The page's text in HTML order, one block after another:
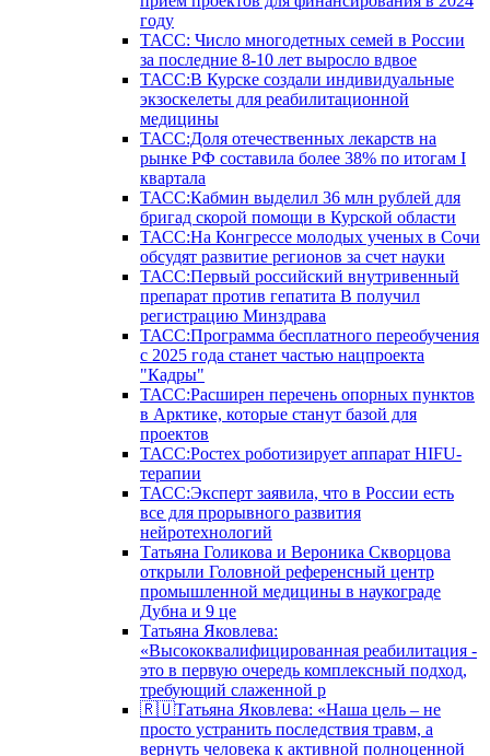
году
ТАСС: Число многодетных семей в России
за последние 8-10 лет выросло вдвое
ТАСС:В Курске создали индивидуальные
экзоскелеты для реабилитационной
медицины
ТАСС:Доля отечественных лекарств на
рынке РФ составила более 38% по итогам I
квартала
ТАСС:Кабмин выделил 36 млн рублей для
бригад скорой помощи в Курской области
ТАСС:На Конгрессе молодых ученых в Сочи
обсудят развитие регионов за счет науки
ТАСС:Первый российский внутривенный
препарат против гепатита В получил
регистрацию Минздрава
ТАСС:Программа бесплатного переобучения
с 2025 года станет частью нацпроекта
"Кадры"
ТАСС:Расширен перечень опорных пунктов
в Арктике, которые станут базой для
проектов
ТАСС:Ростех роботизирует аппарат HIFU-
терапии
ТАСС:Эксперт заявила, что в России есть
все для прорывного развития
нейротехнологий
Татьяна Голикова и Вероника Скворцова
открыли Головной референсный центр
промышленной медицины в наукограде
Дубна и 9 це
Татьяна Яковлева:
«Высококвалифицированная реабилитация -
это в первую очередь комплексный подход,
требующий слаженной р
🇷🇺Татьяна Яковлева: «Наша цель – не
просто устранить последствия травм, а
вернуть человека к активной полноценной